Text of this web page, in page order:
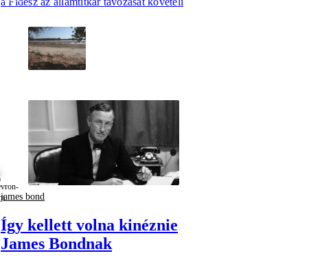
james bond
Így kellett volna kinéznie
James Bondnak